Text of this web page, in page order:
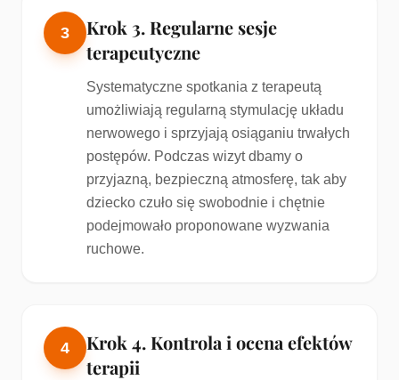
3
Krok 3. Regularne sesje
terapeutyczne
Systematyczne spotkania z terapeutą
umożliwiają regularną stymulację układu
nerwowego i sprzyjają osiąganiu trwałych
postępów. Podczas wizyt dbamy o
przyjazną, bezpieczną atmosferę, tak aby
dziecko czuło się swobodnie i chętnie
podejmowało proponowane wyzwania
ruchowe.
4
Krok 4. Kontrola i ocena efektów
terapii